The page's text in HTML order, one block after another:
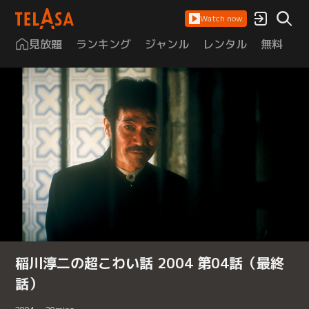
Watch now
見放題 ランキング ジャンル レンタル 無料
稲川淳二の超こわい話 2004 第04話（最終
話）